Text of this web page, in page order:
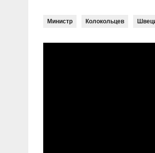
Министр Колокольцев